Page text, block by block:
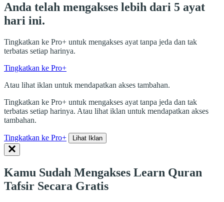
Anda telah mengakses lebih dari 5 ayat
hari ini.
Tingkatkan ke Pro+ untuk mengakses ayat tanpa jeda dan tak
terbatas setiap harinya.
Tingkatkan ke Pro+
Atau lihat iklan untuk mendapatkan akses tambahan.
Tingkatkan ke Pro+ untuk mengakses ayat tanpa jeda dan tak
terbatas setiap harinya. Atau lihat iklan untuk mendapatkan akses
tambahan.
Tingkatkan ke Pro+ Lihat Iklan
Kamu Sudah Mengakses Learn Quran
Tafsir Secara Gratis